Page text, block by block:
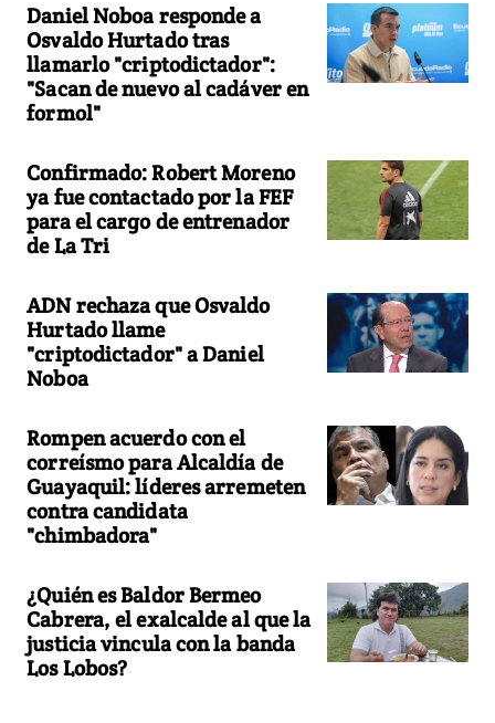
Daniel Noboa responde a
Osvaldo Hurtado tras
llamarlo "criptodictador":
"Sacan de nuevo al cadáver en
formol"
Confirmado: Robert Moreno
ya fue contactado por la FEF
para el cargo de entrenador
de La Tri
ADN rechaza que Osvaldo
Hurtado llame
"criptodictador" a Daniel
Noboa
Rompen acuerdo con el
correísmo para Alcaldía de
Guayaquil: líderes arremeten
contra candidata
"chimbadora"
¿Quién es Baldor Bermeo
Cabrera, el exalcalde al que la
justicia vincula con la banda
Los Lobos?